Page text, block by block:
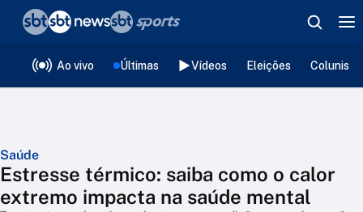
Ao vivo Últimas Vídeos Eleições
Saúde
Estresse térmico: saiba como o calor
extremo impacta na saúde mental
❮voltar
Editorias